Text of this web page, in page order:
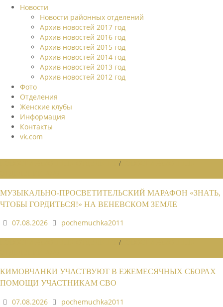
Новости
Новости районных отделений
Архив новостей 2017 год
Архив новостей 2016 год
Архив новостей 2015 год
Архив новостей 2014 год
Архив новостей 2013 год
Архив новостей 2012 год
Фото
Отделения
Женские клубы
Информация
Контакты
vk.com
/
МУЗЫКАЛЬНО-ПРОСВЕТИТЕЛЬСКИЙ МАРАФОН «ЗНАТЬ,
ЧТОБЫ ГОРДИТЬСЯ!» НА ВЕНЕВСКОМ ЗЕМЛЕ
07.08.2026
pochemuchka2011
/
КИМОВЧАНКИ УЧАСТВУЮТ В ЕЖЕМЕСЯЧНЫХ СБОРАХ
ПОМОЩИ УЧАСТНИКАМ СВО
07.08.2026
pochemuchka2011